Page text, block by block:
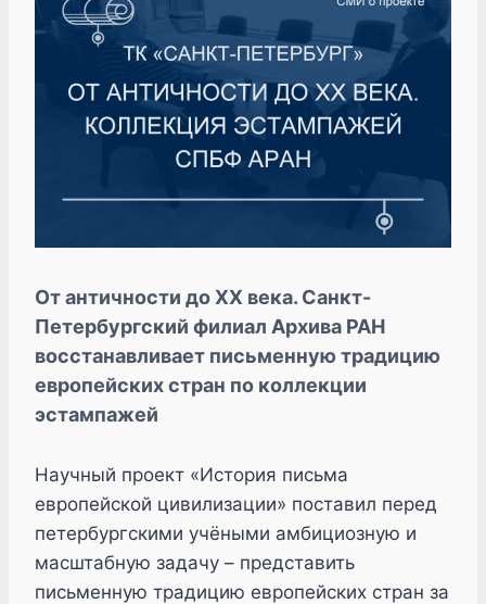
От античности до ХХ века. Санкт-
Петербургский филиал Архива РАН
восстанавливает письменную традицию
европейских стран по коллекции
эстампажей
Научный проект «История письма
европейской цивилизации» поставил перед
петербургскими учёными амбициозную и
масштабную задачу – представить
письменную традицию европейских стран за